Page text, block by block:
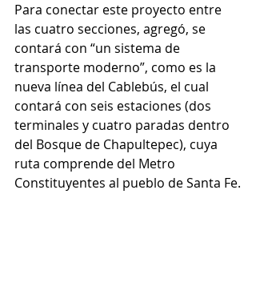
Para conectar este proyecto entre
las cuatro secciones, agregó, se
contará con “un sistema de
transporte moderno”, como es la
nueva línea del Cablebús, el cual
contará con seis estaciones (dos
terminales y cuatro paradas dentro
del Bosque de Chapultepec), cuya
ruta comprende del Metro
Constituyentes al pueblo de Santa Fe.